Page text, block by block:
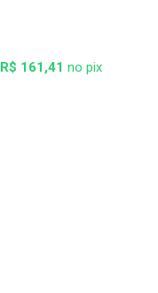
R$ 161,41 no pix